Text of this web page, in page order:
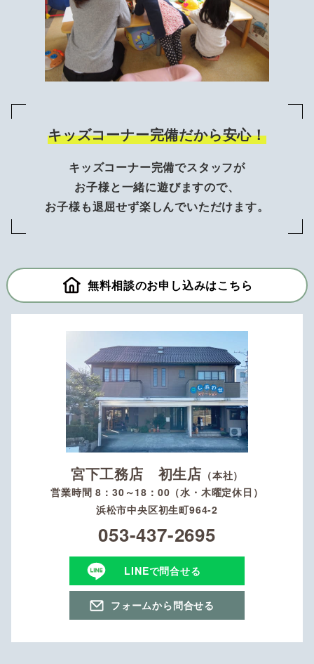
キッズコーナー完備だから安心！
キッズコーナー完備でスタッフが
お子様と一緒に遊びますので、
お子様も退屈せず楽しんでいただけます。
無料相談のお申し込みはこちら
宮下工務店 初生店 （本社）
営業時間 8：30～18：00（水・木曜定休日）
浜松市中央区初生町964-2
053-437-2695
LINEで問合せる
フォームから問合せる